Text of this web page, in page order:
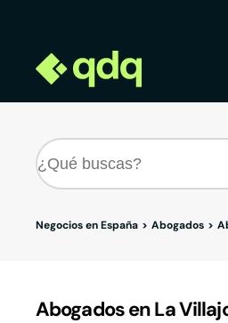
Negocios en España Abogados
Abogados en La